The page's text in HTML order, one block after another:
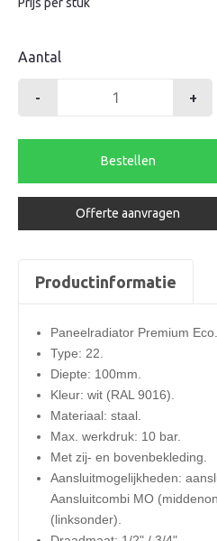
Aantal
-
22-
premium
840watt
+
Bestellen
Offerte aanvragen
Productinformatie
Paneelradiator Premium Eco.
Type: 22.
Diepte: 100mm.
Kleur: wit (RAL 9016).
Materiaal: staal.
Max. werkdruk: 10 bar.
Met zij- en bovenbekleding.
Aansluitmogelijkheden:
Aansluitcombi MO
(linksonder).